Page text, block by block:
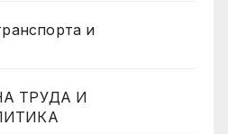
и
ТРУДА И